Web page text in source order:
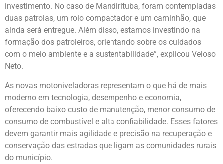
investimento. No caso de Mandirituba, foram contempladas
duas patrolas, um rolo compactador e um caminhão, que
ainda será entregue. Além disso, estamos investindo na
formação dos patroleiros, orientando sobre os cuidados
com o meio ambiente e a sustentabilidade”, explicou Veloso
Neto.
As novas motoniveladoras representam o que há de mais
moderno em tecnologia, desempenho e economia,
oferecendo baixo custo de manutenção, menor consumo de
consumo de combustível e alta confiabilidade. Esses fatores
devem garantir mais agilidade e precisão na recuperação e
conservação das estradas que ligam as comunidades rurais
do município.